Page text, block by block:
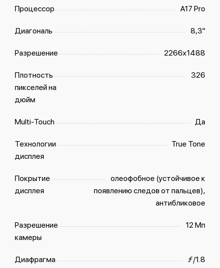
Процессор A17 Pro
Диагональ 8,3"
Разрешение 2266x1488
Плотность
пикселей на
дюйм
326
Multi-Touch Да
Технологии
дисплея
True Tone
Покрытие
дисплея
олеофобное (устойчивое к
появлению следов от пальцев),
антибликовое
Разрешение
камеры
12 Мп
Диафрагма ƒ/1.8